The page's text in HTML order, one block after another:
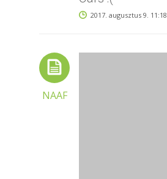
2017. augusztus 9. 11:18
NAAF